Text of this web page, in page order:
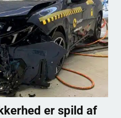
er spild af